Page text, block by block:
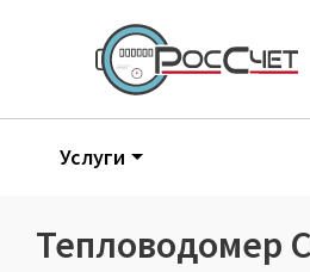
Услуги
Тепловодомер